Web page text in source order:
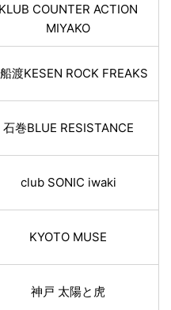
KLUB COUNTER ACTION
MIYAKO
渡KESEN ROCK FREAKS
石巻BLUE RESISTANCE
club SONIC iwaki
KYOTO MUSE
神戸 太陽と虎